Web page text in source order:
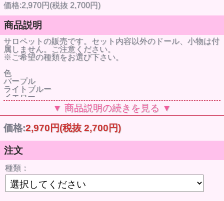
価格:2,970円(税抜 2,700円)
商品説明
サロペットの販売です。セット内容以外のドール、小物は付
属しません。ご注意ください。
※ご希望の種類をお選び下さい。
色
パープル
ライトブルー
イエロー
22cmドールサイズ
価格：2,970円 (税抜価格:2,700円)
サイズ 22センチドール用
セット内容 サロペット
【お取扱いの注意事項】
●デザイン性を重視して作られており、ドール本体に色移行
する恐れがあります。
遊んだあとは必ず脱がせて保管するなど、長時間ドールに着
せたままにするのはお避けください。
ドールに色移行した際の責任は負いかねます。なお、右記の
▼ 商品説明の続きを見る ▼
価格:2,970円(税抜 2,700円)
注文
種類：